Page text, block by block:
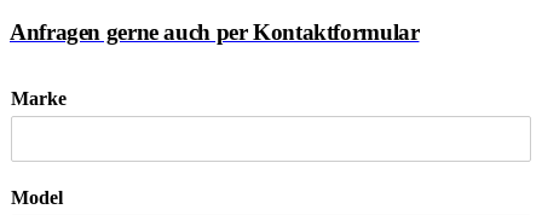
Anfragen gerne auch per Kontaktformular
Marke
Model